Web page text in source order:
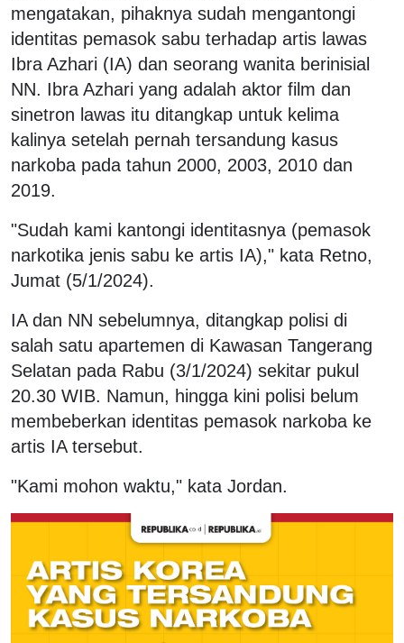
mengatakan, pihaknya sudah mengantongi
identitas pemasok sabu terhadap artis lawas
Ibra Azhari (IA) dan seorang wanita berinisial
NN. Ibra Azhari yang adalah aktor film dan
sinetron lawas itu ditangkap untuk kelima
kalinya setelah pernah tersandung kasus
narkoba pada tahun 2000, 2003, 2010 dan
2019.
"Sudah kami kantongi identitasnya (pemasok
narkotika jenis sabu ke artis IA)," kata Retno,
Jumat (5/1/2024).
IA dan NN sebelumnya, ditangkap polisi di
salah satu apartemen di Kawasan Tangerang
Selatan pada Rabu (3/1/2024) sekitar pukul
20.30 WIB. Namun, hingga kini polisi belum
membeberkan identitas pemasok narkoba ke
artis IA tersebut.
"Kami mohon waktu," kata Jordan.